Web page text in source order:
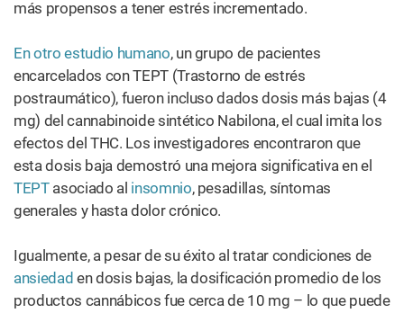
más propensos a tener estrés incrementado.
En otro estudio humano, un grupo de pacientes
encarcelados con TEPT (Trastorno de estrés
postraumático), fueron incluso dados dosis más bajas (4
mg) del cannabinoide sintético Nabilona, el cual imita los
efectos del THC. Los investigadores encontraron que
esta dosis baja demostró una mejora significativa en el
TEPTasociado al insomnio, pesadillas, síntomas
generales y hasta dolor crónico.
Igualmente, a pesar de su éxito al tratar condiciones de
ansiedad en dosis bajas, la dosificación promedio de los
productos cannábicos fue cerca de 10 mg – lo que puede